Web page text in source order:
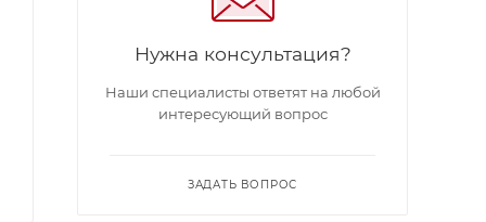
Нужна консультация?
Наши специалисты ответят на любой
интересующий вопрос
ЗАДАТЬ ВОПРОС